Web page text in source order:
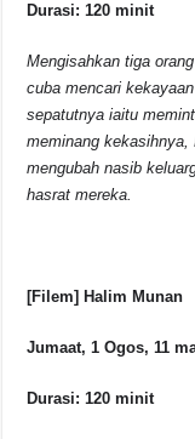
Durasi: 120 minit
Mengisahkan tiga
cuba mencari
sepatutnya iaitu
meminang kekasihnya,
mengubah nasib
hasrat mereka.
[Filem] Halim Munan
Jumaat, 1 Ogos, 11
Durasi: 120 minit